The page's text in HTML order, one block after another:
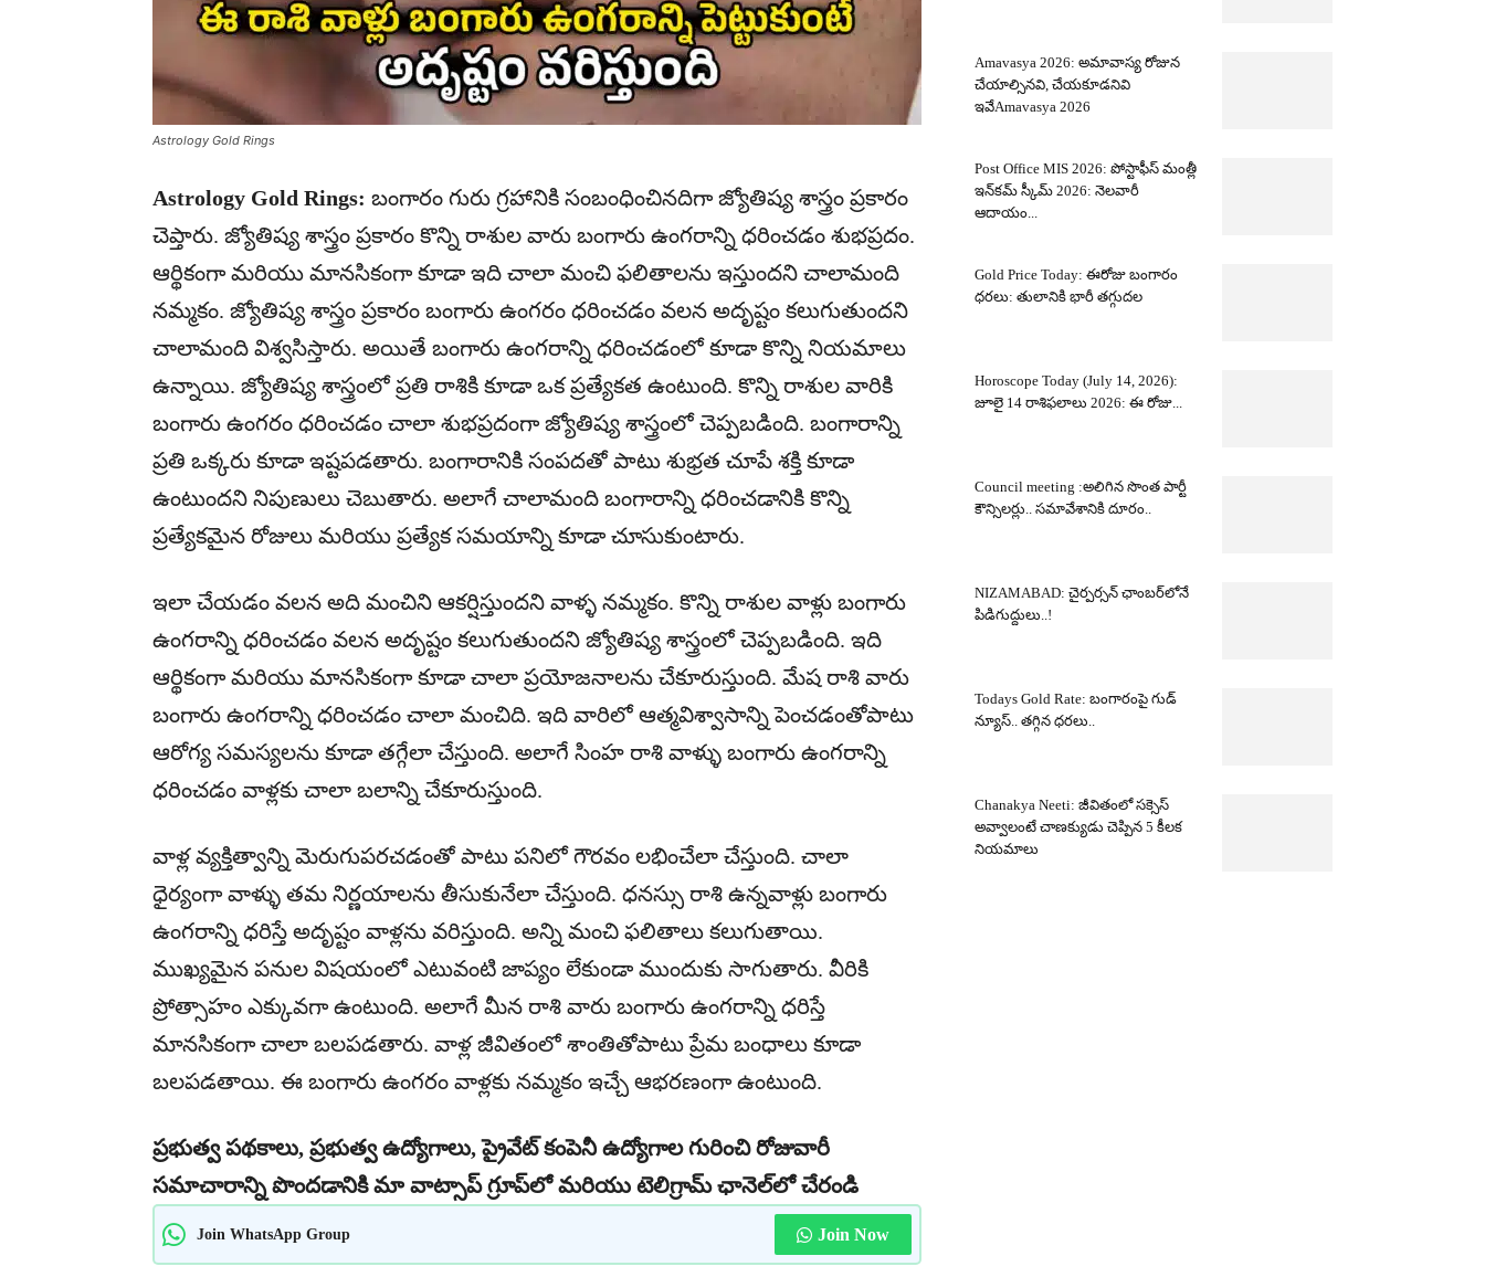
Astrology Gold Rings
Astrology Gold Rings: బంగారం గురు గ్రహానికి సంబంధించినదిగా జ్యోతిష్య శాస్త్రం ప్రకారం
చెప్తారు. జ్యోతిష్య శాస్త్రం ప్రకారం కొన్ని రాశుల వారు బంగారు ఉంగరాన్ని ధరించడం శుభప్రదం.
ఆర్థికంగా మరియు మానసికంగా కూడా ఇది చాలా మంచి ఫలితాలను ఇస్తుందని చాలామంది
నమ్మకం. జ్యోతిష్య శాస్త్రం ప్రకారం బంగారు ఉంగరం ధరించడం వలన అదృష్టం కలుగుతుందని
చాలామంది విశ్వసిస్తారు. అయితే బంగారు ఉంగరాన్ని ధరించడంలో కూడా కొన్ని నియమాలు
ఉన్నాయి. జ్యోతిష్య శాస్త్రంలో ప్రతి రాశికి కూడా ఒక ప్రత్యేకత ఉంటుంది. కొన్ని రాశుల వారికి
బంగారు ఉంగరం ధరించడం చాలా శుభప్రదంగా జ్యోతిష్య శాస్త్రంలో చెప్పబడింది. బంగారాన్ని
ప్రతి ఒక్కరు కూడా ఇష్టపడతారు. బంగారానికి సంపదతో పాటు శుభ్రత చూపే శక్తి కూడా
ఉంటుందని నిపుణులు చెబుతారు. అలాగే చాలామంది బంగారాన్ని ధరించడానికి కొన్ని
ప్రత్యేకమైన రోజులు మరియు ప్రత్యేక సమయాన్ని కూడా చూసుకుంటారు.
ఇలా చేయడం వలన అది మంచిని ఆకర్షిస్తుందని వాళ్ళ నమ్మకం. కొన్ని రాశుల వాళ్లు బంగారు
ఉంగరాన్ని ధరించడం వలన అదృష్టం కలుగుతుందని జ్యోతిష్య శాస్త్రంలో చెప్పబడింది. ఇది
ఆర్థికంగా మరియు మానసికంగా కూడా చాలా ప్రయోజనాలను చేకూరుస్తుంది. మేష రాశి వారు
బంగారు ఉంగరాన్ని ధరించడం చాలా మంచిది. ఇది వారిలో ఆత్మవిశ్వాసాన్ని పెంచడంతోపాటు
ఆరోగ్య సమస్యలను కూడా తగ్గేలా చేస్తుంది. అలాగే సింహ రాశి వాళ్ళు బంగారు ఉంగరాన్ని
ధరించడం వాళ్లకు చాలా బలాన్ని చేకూరుస్తుంది.
వాళ్ల వ్యక్తిత్వాన్ని మెరుగుపరచడంతో పాటు పనిలో గౌరవం లభించేలా చేస్తుంది. చాలా
ధైర్యంగా వాళ్ళు తమ నిర్ణయాలను తీసుకునేలా చేస్తుంది. ధనస్సు రాశి ఉన్నవాళ్లు బంగారు
ఉంగరాన్ని ధరిస్తే అదృష్టం వాళ్లను వరిస్తుంది. అన్ని మంచి ఫలితాలు కలుగుతాయి.
ముఖ్యమైన పనుల విషయంలో ఎటువంటి జాప్యం లేకుండా ముందుకు సాగుతారు. వీరికి
ప్రోత్సాహం ఎక్కువగా ఉంటుంది. అలాగే మీన రాశి వారు బంగారు ఉంగరాన్ని ధరిస్తే
మానసికంగా చాలా బలపడతారు. వాళ్ల జీవితంలో శాంతితోపాటు ప్రేమ బంధాలు కూడా
బలపడతాయి. ఈ బంగారు ఉంగరం వాళ్లకు నమ్మకం ఇచ్చే ఆభరణంగా ఉంటుంది.
ప్రభుత్వ పథకాలు, ప్రభుత్వ ఉద్యోగాలు, ప్రైవేట్ కంపెనీ ఉద్యోగాల గురించి రోజువారీ
సమాచారాన్ని పొందడానికి మా వాట్సాప్ గ్రూప్‌లో మరియు టెలిగ్రామ్ ఛానెల్‌లో చేరండి
Join WhatsApp Group Join Now
Amavasya 2026: అమావాస్య రోజున
చేయాల్సినవి, చేయకూడనివి
ఇవేAmavasya 2026
Post Office MIS 2026: పోస్టాఫీస్ మంత్లీ
ఇన్‌కమ్ స్కీమ్ 2026: నెలవారీ
ఆదాయం...
Gold Price Today: ఈరోజు బంగారం
ధరలు: తులానికి భారీ తగ్గుదల
Horoscope Today (July 14, 2026):
జూలై 14 రాశిఫలాలు 2026: ఈ రోజు...
Council meeting :అలిగిన సొంత పార్టీ
కౌన్సిలర్లు.. సమావేశానికి దూరం..
NIZAMABAD: చైర్పర్సన్ ఛాంబర్‌లోనే
పిడిగుద్దులు..!
Todays Gold Rate: బంగారంపై గుడ్
న్యూస్.. తగ్గిన ధరలు..
Chanakya Neeti: జీవితంలో సక్సెస్
అవ్వాలంటే చాణక్యుడు చెప్పిన 5 కీలక
నియమాలు